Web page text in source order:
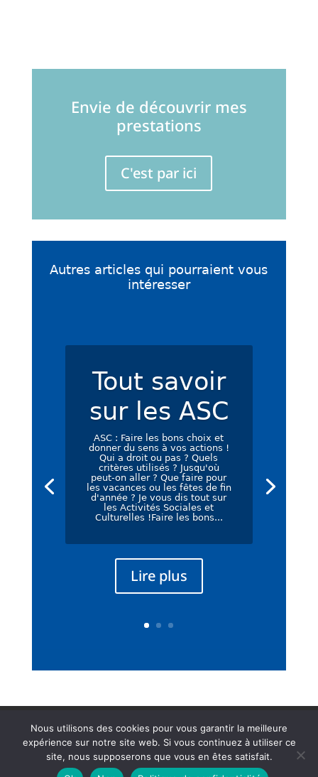
Envie de découvrir mes
prestations
C'est par ici
Autres articles qui pourraient vous
intéresser
Tout savoir
sur les ASC
ASC : Faire les bons choix et
donner du sens à vos actions !
Qui a droit ou pas ? Quels
critères utilisés ? Jusqu'où
peut-on aller ? Que faire pour
les vacances ou les fêtes de fin
d'année ? Je vous dis tout sur
les Activités Sociales et
Culturelles !Faire les bons...
Lire plus
Mentions légales
Politique de Confidentialité
CGU
Nous utilisons des cookies pour vous garantir la meilleure
expérience sur notre site web. Si vous continuez à utiliser ce
site, nous supposerons que vous en êtes satisfait.